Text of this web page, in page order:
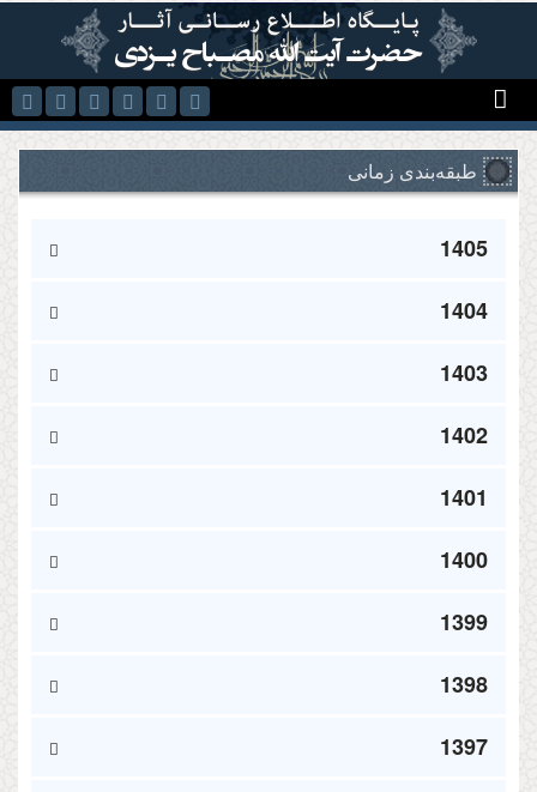
رفتن به محتوای اصلی
طبقه‌بندی زمانی
1405
1404
1403
1402
1401
1400
1399
1398
1397